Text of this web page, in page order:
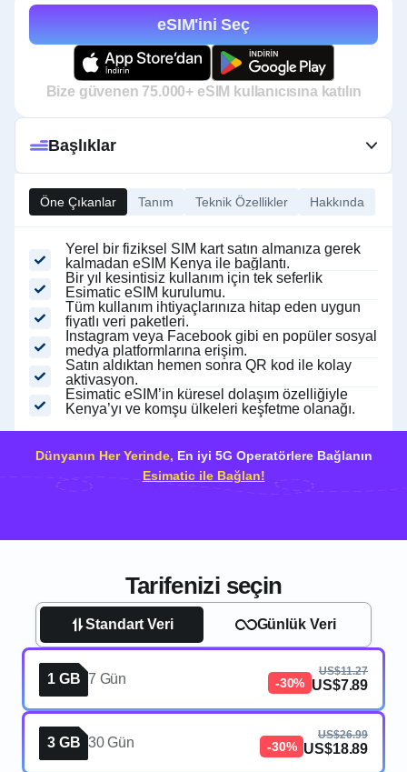
eSIM'ini Seç
Bize güvenen 75.000+ eSIM kullanıcısına katılın
Öne Çıkanlar Tanım Teknik Özellikler Hakkında
Yerel bir fiziksel SIM kart satın almanıza gerek
kalmadan eSIM Kenya ile bağlantı.
Bir yıl kesintisiz kullanım için tek seferlik
Esimatic eSIM kurulumu.
Tüm kullanım ihtiyaçlarınıza hitap eden uygun
fiyatlı veri paketleri.
Instagram veya Facebook gibi en popüler sosyal
medya platformlarına erişim.
Satın aldıktan hemen sonra QR kod ile kolay
aktivasyon.
Esimatic eSIM’in küresel dolaşım özelliğiyle
Kenya’yı ve komşu ülkeleri keşfetme olanağı.
Başlıklar
Dünyanın Her Yerinde, En iyi 5G Operatörlere Bağlanın
Esimatic ile Bağlan!
Tarifenizi seçin
Standart Veri Günlük Veri
1 GB 7 Gün -30%
US$11.27
US$7.89
3 GB 30 Gün -30%
US$26.99
US$18.89